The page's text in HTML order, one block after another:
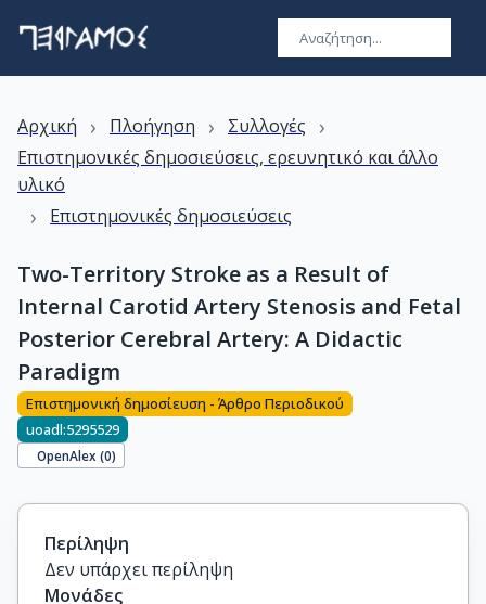
Αρχική › Πλοήγηση › Συλλογές ›
Επιστημονικές δημοσιεύσεις, ερευνητικό και άλλο
υλικό
› Επιστημονικές δημοσιεύσεις
Two-Territory Stroke as a Result of
Internal Carotid Artery Stenosis and Fetal
Posterior Cerebral Artery: A Didactic
Paradigm
Επιστημονική δημοσίευση - Άρθρο Περιοδικού
uoadl:5295529
OpenAlex (0)
Περίληψη
Δεν υπάρχει περίληψη
Μονάδες